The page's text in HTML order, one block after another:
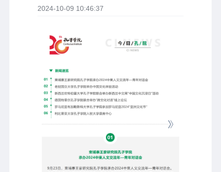
2024-10-09 10:46:37